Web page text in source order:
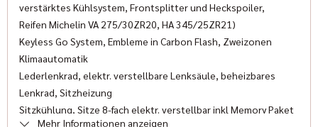
Anzahl Sitzplätze
2
Innenfarbe
✓ Sportsitze
✓ Traktionskontrolle
✓ Lederlenkrad
✓ Reifendruckkontrolle
verstärktes Kühlsystem, Frontsplitter und Heckspoiler,
Reifen Michelin VA 275/30ZR20, HA 345/25ZR21)
Keyless Go System, Embleme in Carbon Flash, Zweizonen
Klimaautomatik
Lederlenkrad, elektr. verstellbare Lenksäule, beheizbares
Lenkrad, Sitzheizung
Sitzkühlung, Sitze 8-fach elektr. verstellbar inkl Memory Paket
Mehr Informationen anzeigen